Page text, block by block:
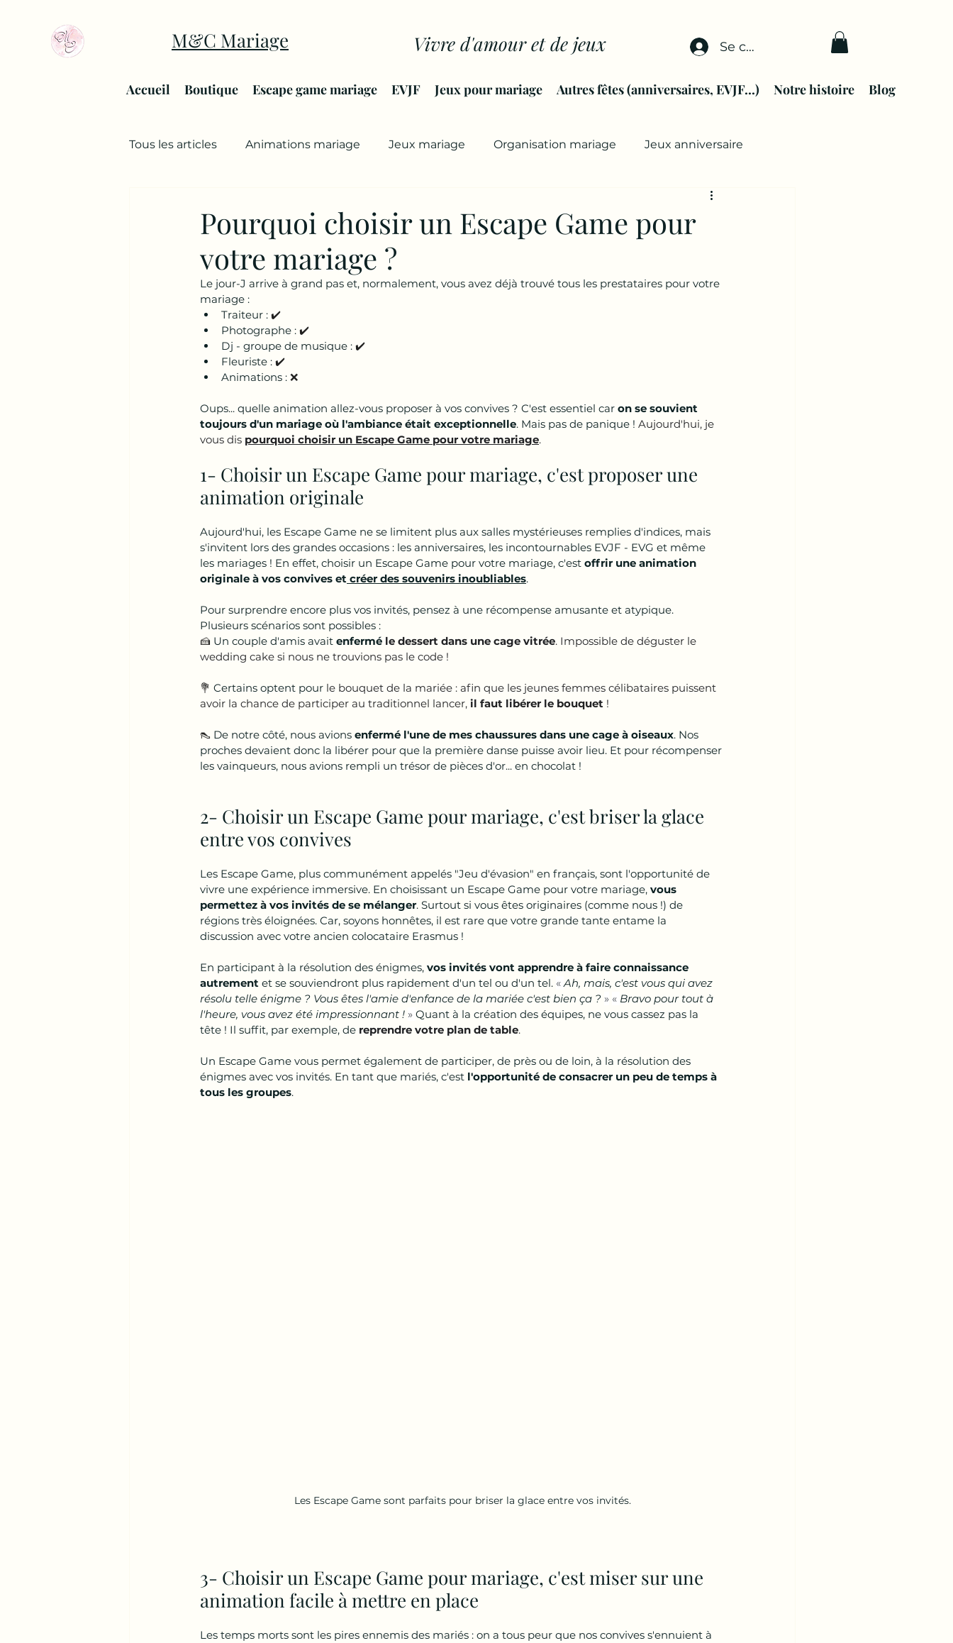
M&C Mariage Vivre d'amour et de jeux Se connecter
Accueil Boutique Escape game mariage EVJF Jeux pour mariage Autres fêtes (anniversaires, EVJF...) Notre histoire Blog
Tous les articles Animations mariage Jeux mariage Organisation mariage Jeux anniversaire
Pourquoi choisir un Escape Game pour
votre mariage ?
Le jour-J arrive à grand pas et, normalement, vous avez déjà trouvé tous les prestataires pour votre
mariage :
Traiteur : ✔️
Photographe : ✔️
Dj - groupe de musique : ✔️
Fleuriste : ✔️
Animations : ❌
Oups... quelle animation allez-vous proposer à vos convives ? C'est essentiel car on se souvient
toujours d'un mariage où l'ambiance était exceptionnelle. Mais pas de panique ! Aujourd'hui, je
vous dis pourquoi choisir un Escape Game pour votre mariage.
1- Choisir un Escape Game pour mariage, c'est proposer une
animation originale
Aujourd'hui, les Escape Game ne se limitent plus aux salles mystérieuses remplies d'indices, mais
s'invitent lors des grandes occasions : les anniversaires, les incontournables EVJF - EVG et même
les mariages ! En effet, choisir un Escape Game pour votre mariage, c'est offrir une animation
originale à vos convives et créer des souvenirs inoubliables.
Pour surprendre encore plus vos invités, pensez à une récompense amusante et atypique.
Plusieurs scénarios sont possibles :
🍰 Un couple d'amis avait enfermé le dessert dans une cage vitrée. Impossible de déguster le
wedding cake si nous ne trouvions pas le code !
💐 Certains optent pour le bouquet de la mariée : afin que les jeunes femmes célibataires puissent
avoir la chance de participer au traditionnel lancer, il faut libérer le bouquet !
👠 De notre côté, nous avions enfermé l'une de mes chaussures dans une cage à oiseaux. Nos
proches devaient donc la libérer pour que la première danse puisse avoir lieu. Et pour récompenser
les vainqueurs, nous avions rempli un trésor de pièces d'or... en chocolat !
2- Choisir un Escape Game pour mariage, c'est briser la glace
entre vos convives
Les Escape Game, plus communément appelés "Jeu d'évasion" en français, sont l'opportunité de
vivre une expérience immersive. En choisissant un Escape Game pour votre mariage, vous
permettez à vos invités de se mélanger. Surtout si vous êtes originaires (comme nous !) de
régions très éloignées. Car, soyons honnêtes, il est rare que votre grande tante entame la
discussion avec votre ancien colocataire Erasmus !
En participant à la résolution des énigmes, vos invités vont apprendre à faire connaissance
autrement et se souviendront plus rapidement d'un tel ou d'un tel. « Ah, mais, c'est vous qui avez
résolu telle énigme ? Vous êtes l'amie d'enfance de la mariée c'est bien ça ? » « Bravo pour tout à
l'heure, vous avez été impressionnant ! » Quant à la création des équipes, ne vous cassez pas la
tête ! Il suffit, par exemple, de reprendre votre plan de table.
Un Escape Game vous permet également de participer, de près ou de loin, à la résolution des
énigmes avec vos invités. En tant que mariés, c'est l'opportunité de consacrer un peu de temps à
tous les groupes.
Les Escape Game sont parfaits pour briser la glace entre vos invités.
3- Choisir un Escape Game pour mariage, c'est miser sur une
animation facile à mettre en place
Les temps morts sont les pires ennemis des mariés : on a tous peur que nos convives s'ennuient à